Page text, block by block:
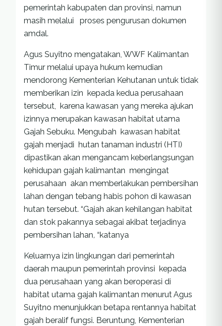
pemerintah kabupaten dan provinsi, namun
masih melalui proses pengurusan dokumen
amdal.
Agus Suyitno mengatakan, WWF Kalimantan
Timur melalui upaya hukum kemudian
mendorong Kementerian Kehutanan untuk tidak
memberikan izin kepada kedua perusahaan
tersebut, karena kawasan yang mereka ajukan
izinnya merupakan kawasan habitat utama
Gajah Sebuku. Mengubah kawasan habitat
gajah menjadi hutan tanaman industri (HTI)
dipastikan akan mengancam keberlangsungan
kehidupan gajah kalimantan mengingat
perusahaan akan memberlakukan pembersihan
lahan dengan tebang habis pohon di kawasan
hutan tersebut. “Gajah akan kehilangan habitat
dan stok pakannya sebagai akibat terjadinya
pembersihan lahan, “katanya
Keluarnya izin lingkungan dari pemerintah
daerah maupun pemerintah provinsi kepada
dua perusahaan yang akan beroperasi di
habitat utama gajah kalimantan menurut Agus
Suyitno menunjukkan betapa rentannya habitat
gajah beralif fungsi. Beruntung, Kementerian